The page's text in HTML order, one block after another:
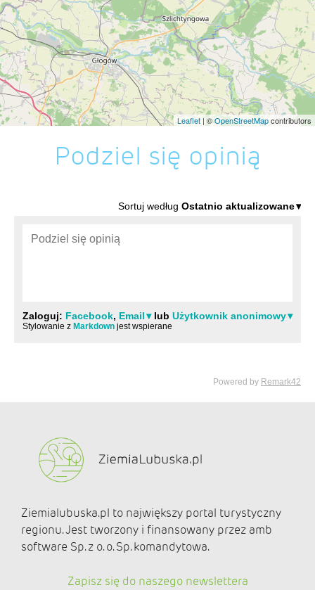
Leaflet | ©OpenStreetMapcontributors
Podziel się opinią
Ziemialubuska.pl to największy portal turystyczny
regionu. Jest tworzony i finansowany przez amb
software Sp. z o. o. Sp. komandytowa.
Zapisz się do naszego newslettera